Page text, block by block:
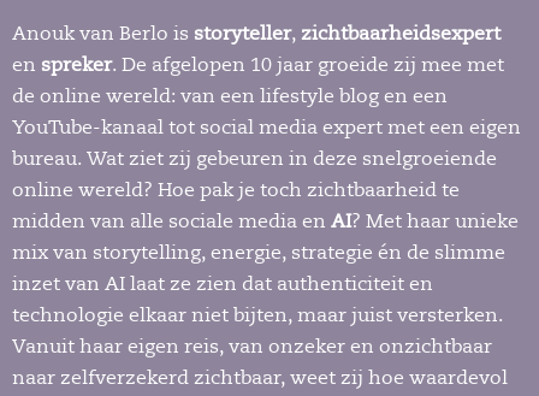
Anouk van Berlo is storyteller, zichtbaarheidsexpert
en spreker. De afgelopen 10 jaar groeide zij mee met
de online wereld: van een lifestyle blog en een
YouTube-kanaal tot social media expert met een eigen
bureau. Wat ziet zij gebeuren in deze snelgroeiende
online wereld? Hoe pak je toch zichtbaarheid te
midden van alle sociale media en AI? Met haar unieke
mix van storytelling, energie, strategie én de slimme
inzet van AI laat ze zien dat authenticiteit en
technologie elkaar niet bijten, maar juist versterken.
Vanuit haar eigen reis, van onzeker en onzichtbaar
naar zelfverzekerd zichtbaar, weet zij hoe waardevol